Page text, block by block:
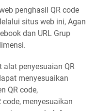
penghasil QR code
situs web ini, Agan
dan URL Grup
alat penyesuaian QR
menyesuaikan
QR code,
menyesuaikan